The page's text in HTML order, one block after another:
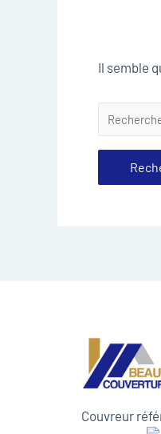
Il semble
Couvreur